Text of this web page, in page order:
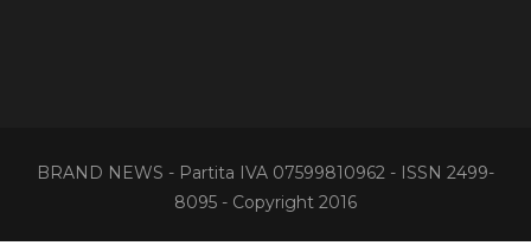
BRAND NEWS - Partita IVA 07599810962 - ISSN 2499-
8095 - Copyright 2016